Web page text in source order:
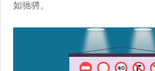
如驰骋。